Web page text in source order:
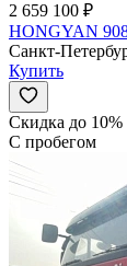
2 659 100 ₽
HONGYAN
Санкт-
Купить
Скидка до 10%
С пробегом